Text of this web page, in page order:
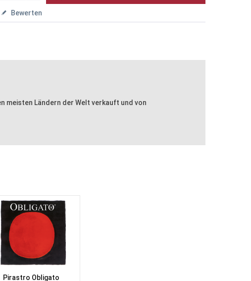
Bewerten
meisten Ländern der Welt verkauft und von
Pirastro Obligato